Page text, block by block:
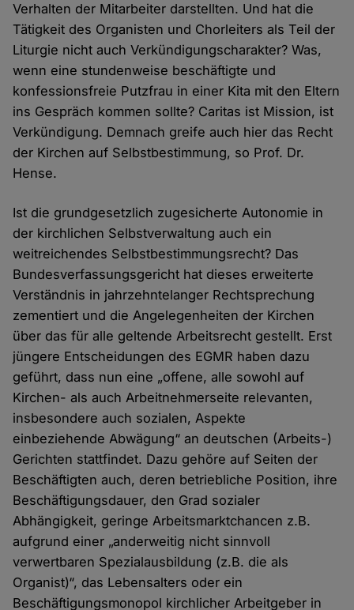
Verhalten der Mitarbeiter darstellten. Und hat die
Tätigkeit des Organisten und Chorleiters als Teil der
Liturgie nicht auch Verkündigungscharakter? Was,
wenn eine stundenweise beschäftigte und
konfessionsfreie Putzfrau in einer Kita mit den Eltern
ins Gespräch kommen sollte? Caritas ist Mission, ist
Verkündigung. Demnach greife auch hier das Recht
der Kirchen auf Selbstbestimmung, so Prof. Dr.
Hense.
Ist die grundgesetzlich zugesicherte Autonomie in
der kirchlichen Selbstverwaltung auch ein
weitreichendes Selbstbestimmungsrecht? Das
Bundesverfassungsgericht hat dieses erweiterte
Verständnis in jahrzehntelanger Rechtsprechung
zementiert und die Angelegenheiten der Kirchen
über das für alle geltende Arbeitsrecht gestellt. Erst
jüngere Entscheidungen des EGMR haben dazu
geführt, dass nun eine „offene, alle sowohl auf
Kirchen- als auch Arbeitnehmerseite relevanten,
insbesondere auch sozialen, Aspekte
einbeziehende Abwägung“ an deutschen (Arbeits-)
Gerichten stattfindet. Dazu gehöre auf Seiten der
Beschäftigten auch, deren betriebliche Position, ihre
Beschäftigungsdauer, den Grad sozialer
Abhängigkeit, geringe Arbeitsmarktchancen z.B.
aufgrund einer „anderweitig nicht sinnvoll
verwertbaren Spezialausbildung (z.B. die als
Organist)“, das Lebensalters oder ein
Beschäftigungsmonopol kirchlicher Arbeitgeber in